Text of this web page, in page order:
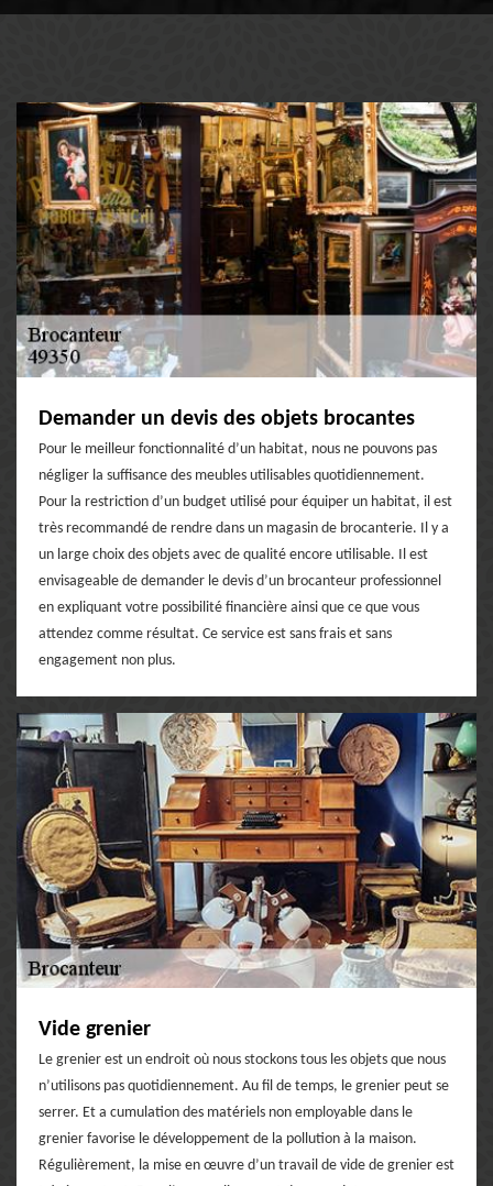
Demander un devis des objets brocantes
Pour le meilleur fonctionnalité d’un habitat, nous ne pouvons pas
négliger la suffisance des meubles utilisables quotidiennement.
Pour la restriction d’un budget utilisé pour équiper un habitat, il est
très recommandé de rendre dans un magasin de brocanterie. Il y a
un large choix des objets avec de qualité encore utilisable. Il est
envisageable de demander le devis d’un brocanteur professionnel
en expliquant votre possibilité financière ainsi que ce que vous
attendez comme résultat. Ce service est sans frais et sans
engagement non plus.
Vide grenier
Le grenier est un endroit où nous stockons tous les objets que nous
n’utilisons pas quotidiennement. Au fil de temps, le grenier peut se
serrer. Et a cumulation des matériels non employable dans le
grenier favorise le développement de la pollution à la maison.
Régulièrement, la mise en œuvre d’un travail de vide de grenier est